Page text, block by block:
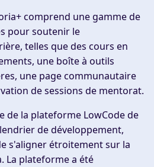
comprend une gamme de
pour soutenir le
telles que des cours en
une boîte à outils
une page communautaire
de sessions de mentorat.
de la plateforme LowCode de
de développement,
s'aligner étroitement sur la
La plateforme a été